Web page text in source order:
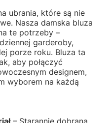
ubrania, które są nie
Nasza damska bluza
te potrzeby –
garderoby,
porze roku. Bluza ta
aby połączyć
designem,
wyborem na każdą
– Starannie dobrana